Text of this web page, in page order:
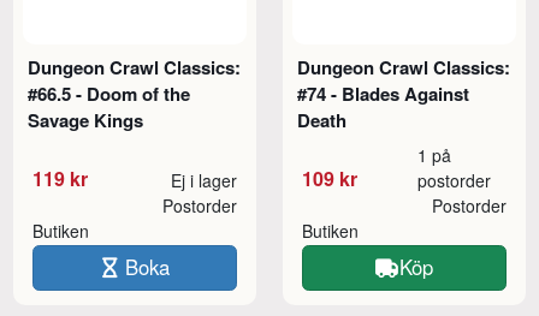
Dungeon Crawl Classics:
#66.5 - Doom of the
Savage Kings
119 kr Ej i lager
Butiken
Postorder
Boka
Dungeon Crawl Classics:
#74 - Blades Against
Death
109 kr
1 på
postorder
Butiken
Postorder
Köp